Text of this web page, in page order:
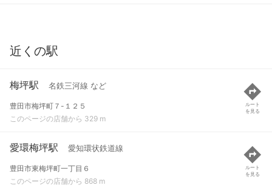
近くの駅
梅坪駅 名鉄三河線 など
豊田市梅坪町７-１２５
このページの店舗から 329 m
ルート
を見る
愛環梅坪駅 愛知環状鉄道線
豊田市東梅坪町一丁目６
このページの店舗から 868 m
ルート
を見る